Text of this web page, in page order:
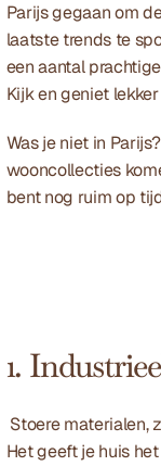
Parijs gegaan om
laatste trends te
een aantal
Kijk en geniet
Was je niet in
wooncollecties
bent nog ruim op
1.
Het geeft je huis